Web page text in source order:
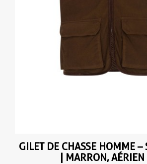
GILET DE CHASSE HOMME –
| MARRON, AÉRIEN